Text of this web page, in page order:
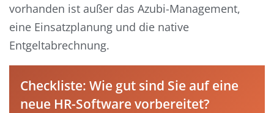
vorhanden ist außer das Azubi-Management,
eine Einsatzplanung und die native
Entgeltabrechnung.
Checkliste: Wie gut sind Sie auf eine
neue HR-Software vorbereitet?